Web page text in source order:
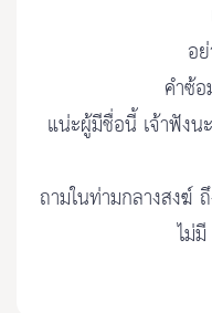
อ
คำซ้
แน่ะผู้มีชื่อนี้ เจ้าฟังน
ถามในท่ามกลางสงฆ์
ไม่